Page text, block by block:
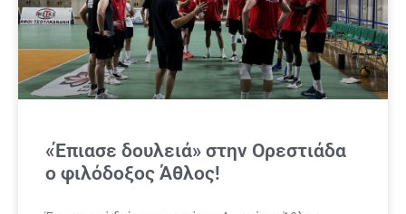
«Έπιασε δουλειά» στην Ορεστιάδα
ο φιλόδοξος Άθλος!